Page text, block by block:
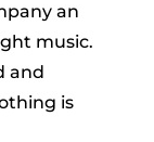
an
music.
and
is